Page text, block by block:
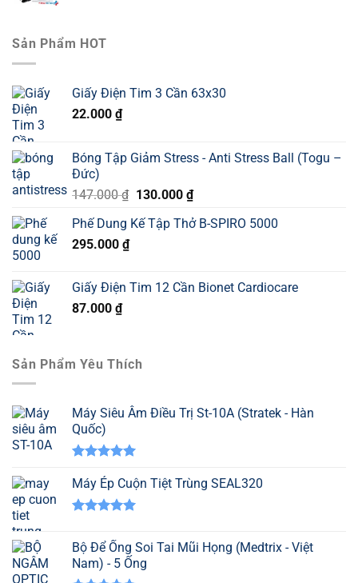
Sản Phẩm HOT
Giấy Điện Tim 3 Cần 63x30
22.000 ₫
Bóng Tập Giảm Stress - Anti Stress Ball (Togu –
Đức)
147.000₫ Giá
là:
130.000 ₫Giá
tại
Phế Dung Kế Tập Thở B-SPIRO 5000
295.000 ₫
Giấy Điện Tim 12 Cần Bionet Cardiocare
87.000 ₫
Sản Phẩm Yêu Thích
Máy Siêu Âm Điều Trị St-10A (Stratek - Hàn
Quốc)
hạng5.00
5 sao
Máy Ép Cuộn Tiệt Trùng SEAL320
5.00
5 sao
Bộ Để Ống Soi Tai Mũi Họng (Medtrix - Việt
Nam) - 5 Ống